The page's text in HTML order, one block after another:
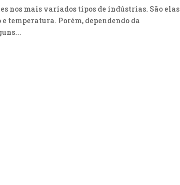
nos mais variados tipos de indústrias. São elas
temperatura. Porém, dependendo da